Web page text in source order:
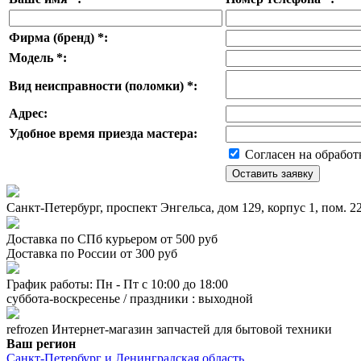
Фирма (бренд) *:
Модель *:
Вид неисправности (поломки) *:
Адрес:
Удобное время приезда мастера:
Согласен на
Санкт-Петербург, проспект Энгельса, дом 129, корпус 1, пом.
Доставка по СПб курьером от 500 руб
Доставка по России от 300 руб
График работы: Пн - Пт с 10:00 до 18:00
суббота-воскресенье / праздники : выходной
refrozen Интернет-магазин запчастей для бытовой техники
Ваш регион